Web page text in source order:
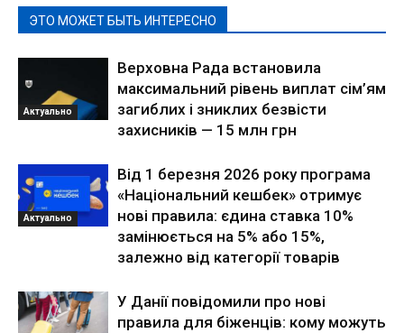
ЭТО МОЖЕТ БЫТЬ ИНТЕРЕСНО
Актуально
Верховна Рада встановила
максимальний рівень виплат сім’ям
загиблих і зниклих безвісти
захисників — 15 млн грн
Актуально
Від 1 березня 2026 року програма
«Національний кешбек» отримує
нові правила: єдина ставка 10%
замінюється на 5% або 15%,
залежно від категорії товарів
У Данії повідомили про нові
правила для біженців: кому можуть